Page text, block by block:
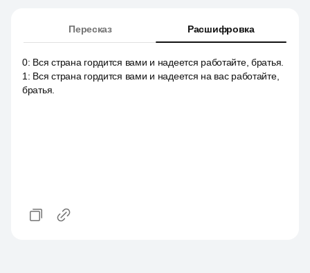
Пересказ Расшифровка
0: Вся страна гордится вами и надеется работайте, братья.
1 : Вся страна гордится вами и надеется на вас работайте,
братья.